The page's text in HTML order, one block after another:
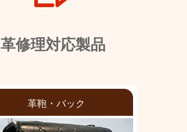
革修理対応製品
革鞄・バック